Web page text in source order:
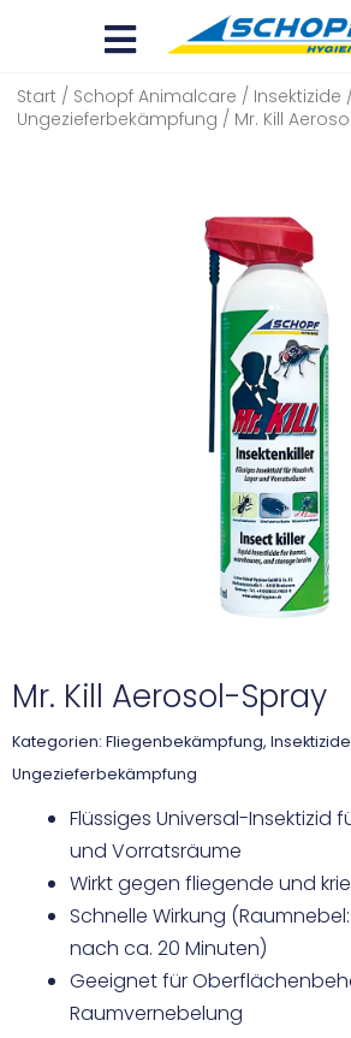
springen
Search
...
Start / Schopf Animalcare / Insektizide /
Ungezieferbekämpfung / Mr. Kill
Mr. Kill Aerosol-Spray
Kategorien: Fliegenbekämpfung, Insektizide
Ungezieferbekämpfung
Flüssiges Universal-Insektizid
und Vorratsräume
Wirkt gegen fliegende und
Schnelle Wirkung
nach ca. 20 Minuten)
Geeignet für
Raumvernebelung